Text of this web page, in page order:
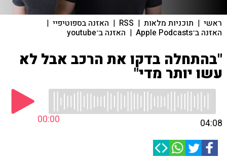
ראשי | תוכניות מלאות |
RSS
| האזנה בספוטיפיי |
האזנה ב־Apple Podcasts | האזנה ב־youtube
"בהתחלה בדקו את הרכב אבל לא
עשו יותר מדי"
00:00 04:08